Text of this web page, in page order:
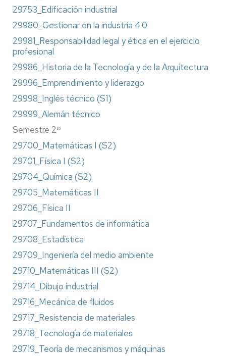
29753_Edificación industrial
29980_Gestionar en la industria 4.0
29981_Responsabilidad legal y ética en el ejercicio
profesional
29986_Historia de la Tecnología y de la Arquitectura
29996_Emprendimiento y liderazgo
29998_Inglés técnico (S1)
29999_Alemán técnico
Semestre 2º
29700_Matemáticas I (S2)
29701_Física I (S2)
29704_Química (S2)
29705_Matemáticas II
29706_Física II
29707_Fundamentos de informática
29708_Estadística
29709_Ingeniería del medio ambiente
29710_Matemáticas III (S2)
29714_Dibujo industrial
29716_Mecánica de fluidos
29717_Resistencia de materiales
29718_Tecnología de materiales
29719_Teoría de mecanismos y máquinas